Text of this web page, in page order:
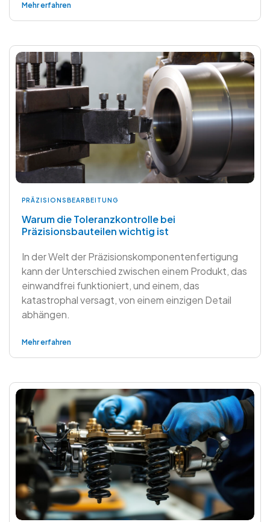
Mehr erfahren
PRÄZISIONSBEARBEITUNG
Warum die Toleranzkontrolle bei
Präzisionsbauteilen wichtig ist
In der Welt der Präzisionskomponentenfertigung
kann der Unterschied zwischen einem Produkt, das
einwandfrei funktioniert, und einem, das
katastrophal versagt, von einem einzigen Detail
abhängen.
Mehr erfahren